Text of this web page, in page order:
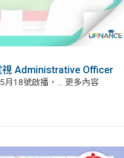
視 Administrative Officer
月18號啟播，... 更多內容